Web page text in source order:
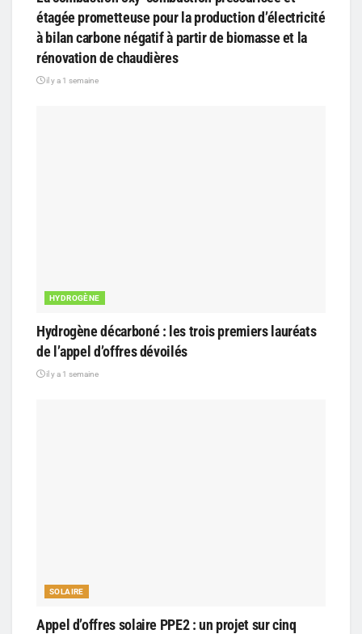
étagée prometteuse pour la production d’électricité
à bilan carbone négatif à partir de biomasse et la
rénovation de chaudières
il y a 1 semaine
HYDROGÈNE
Hydrogène décarboné : les trois premiers lauréats
de l’appel d’offres dévoilés
il y a 1 semaine
SOLAIRE
Appel d’offres solaire PPE2 : un projet sur cinq